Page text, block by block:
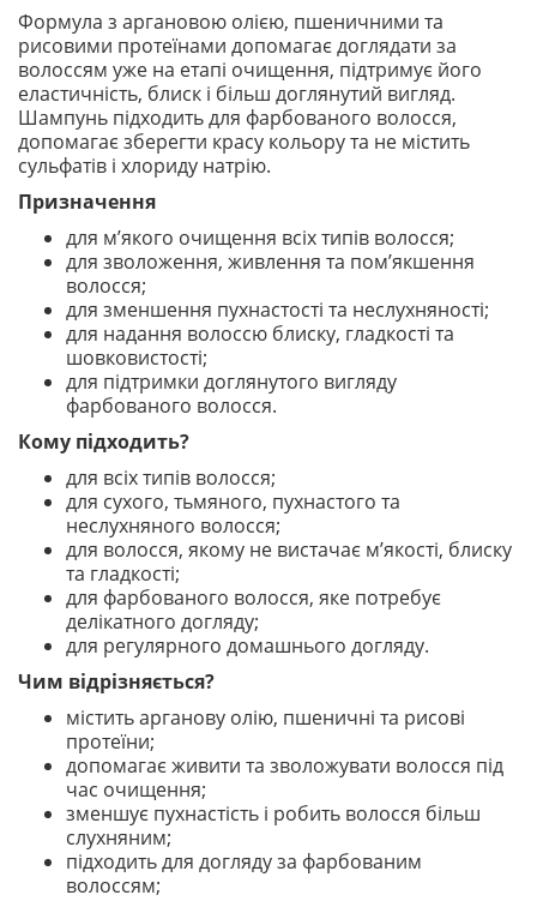
Формула з аргановою олією, пшеничними та
рисовими протеїнами допомагає доглядати за
волоссям уже на етапі очищення, підтримує його
еластичність, блиск і більш доглянутий вигляд.
Шампунь підходить для фарбованого волосся,
допомагає зберегти красу кольору та не містить
сульфатів і хлориду натрію.
Призначення
для м’якого очищення всіх типів волосся;
для зволоження, живлення та пом’якшення
волосся;
для зменшення пухнастості та неслухняності;
для надання волоссю блиску, гладкості та
шовковистості;
для підтримки доглянутого вигляду
фарбованого волосся.
Кому підходить?
для всіх типів волосся;
для сухого, тьмяного, пухнастого та
неслухняного волосся;
для волосся, якому не вистачає м’якості, блиску
та гладкості;
для фарбованого волосся, яке потребує
делікатного догляду;
для регулярного домашнього догляду.
Чим відрізняється?
містить арганову олію, пшеничні та рисові
протеїни;
допомагає живити та зволожувати волосся під
час очищення;
зменшує пухнастість і робить волосся більш
слухняним;
підходить для догляду за фарбованим
волоссям;